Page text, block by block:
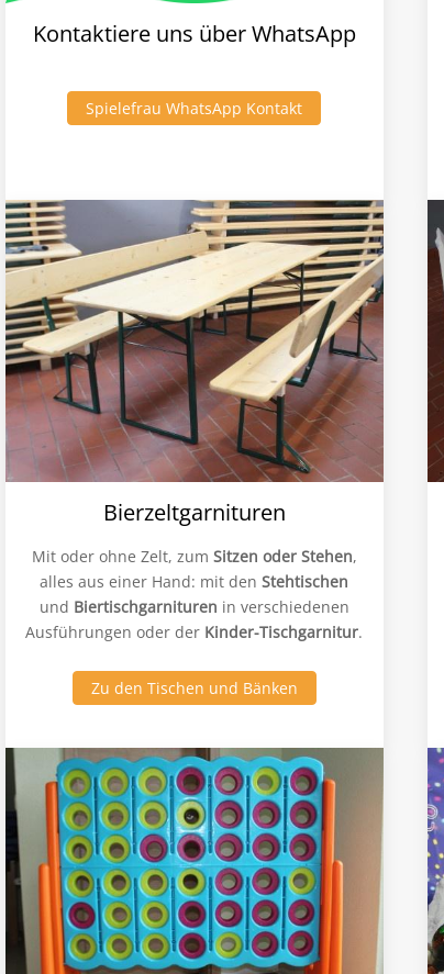
Kontaktiere uns über WhatsApp
Spielefrau WhatsApp Kontakt
Bierzeltgarnituren
Mit oder ohne Zelt, zum Sitzen oder Stehen,
alles aus einer Hand: mit denStehtischen
und Biertischgarnituren in verschiedenen
Ausführungen oder der Kinder-Tischgarnitur.
Zu den Tischen und Bänken